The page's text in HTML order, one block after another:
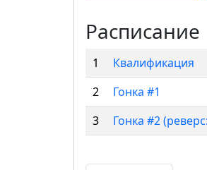
Расписание
1 Квалификация
2
Гонка #1
3
Гонка #2